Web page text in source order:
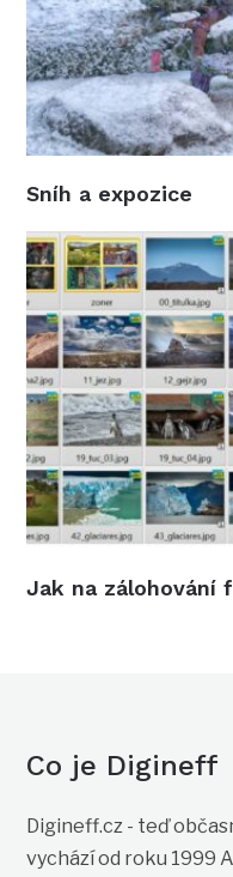
Sníh a expozice
Jak na zálohování
Co je Digineff
Digineff.cz - teď
vychází od roku 1999